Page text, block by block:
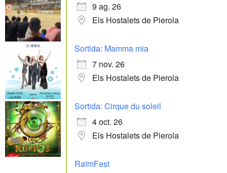
9 ag. 26
Els Hostalets de Pierola
Sortida: Mamma mia
7 nov. 26
Els Hostalets de Pierola
Sortida: Cirque du soleil
4 oct. 26
Els Hostalets de Pierola
RaïmFest